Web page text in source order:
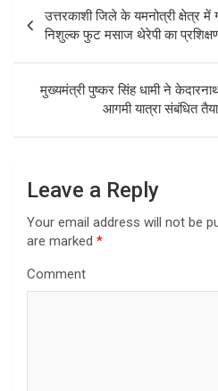
s
a
उत्तरकाशी जिले के यमनोत्री क्षेत्र में
निशुल्क फुट मसाज थेरेपी का
मुख्यमंत्री पुष्कर सिंह धामी ने केदारनाथ
आगमी यात्रा संबंधित
Leave a Reply
Your email address will not be
are marked *
Comment